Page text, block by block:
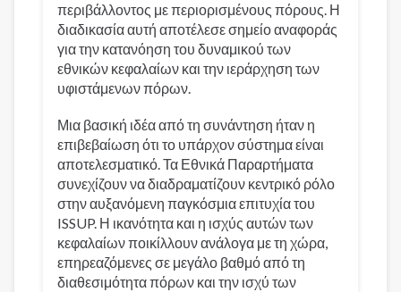
περιβάλλοντος με περιορισμένους πόρους. Η
διαδικασία αυτή αποτέλεσε σημείο αναφοράς
για την κατανόηση του δυναμικού των
εθνικών κεφαλαίων και την ιεράρχηση των
υφιστάμενων πόρων.
Μια βασική ιδέα από τη συνάντηση ήταν η
επιβεβαίωση ότι το υπάρχον σύστημα είναι
αποτελεσματικό. Τα Εθνικά Παραρτήματα
συνεχίζουν να διαδραματίζουν κεντρικό ρόλο
στην αυξανόμενη παγκόσμια επιτυχία του
ISSUP. Η ικανότητα και η ισχύς αυτών των
κεφαλαίων ποικίλλουν ανάλογα με τη χώρα,
επηρεαζόμενες σε μεγάλο βαθμό από τη
διαθεσιμότητα πόρων και την ισχύ των